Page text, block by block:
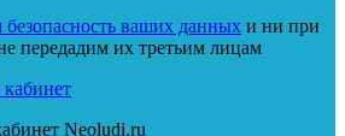
ваших данных и ни при
передадим их третьим лицам
Neoludi.ru